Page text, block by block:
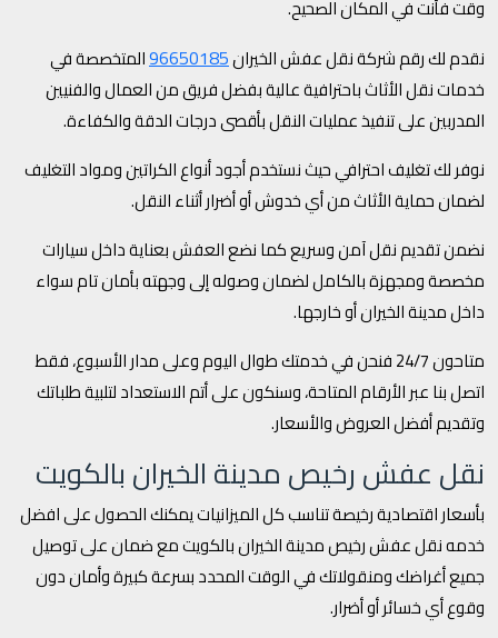
وقت فأنت في المكان الصحيح.
نقدم لك رقم شركة نقل عفش الخيران96650185المتخصصة في
خدمات نقل الأثاث باحترافية عالية بفضل فريق من العمال والفنيين
المدربين على تنفيذ عمليات النقل بأقصى درجات الدقة والكفاءة.
نوفر لك تغليف احترافي حيث نستخدم أجود أنواع الكراتين ومواد التغليف
لضمان حماية الأثاث من أي خدوش أو أضرار أثناء النقل.
نضمن تقديم نقل آمن وسريع كما نضع العفش بعناية داخل سيارات
مخصصة ومجهزة بالكامل لضمان وصوله إلى وجهته بأمان تام سواء
داخل مدينة الخيران أو خارجها.
متاحون 24/7 فنحن في خدمتك طوال اليوم وعلى مدار الأسبوع، فقط
اتصل بنا عبر الأرقام المتاحة، وسنكون على أتم الاستعداد لتلبية طلباتك
وتقديم أفضل العروض والأسعار.
نقل عفش رخيص مدينة الخيران بالكويت
بأسعار اقتصادية رخيصة تناسب كل الميزانيات يمكنك الحصول على افضل
خدمه نقل عفش رخيص مدينة الخيران بالكويت مع ضمان على توصيل
جميع أغراضك ومنقولاتك في الوقت المحدد بسرعة كبيرة وأمان دون
وقوع أي خسائر أو أضرار.